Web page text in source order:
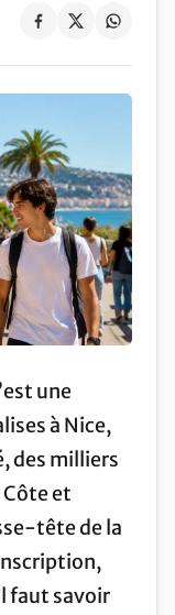
une
à Nice,
des milliers
et
tête de la
faut savoir